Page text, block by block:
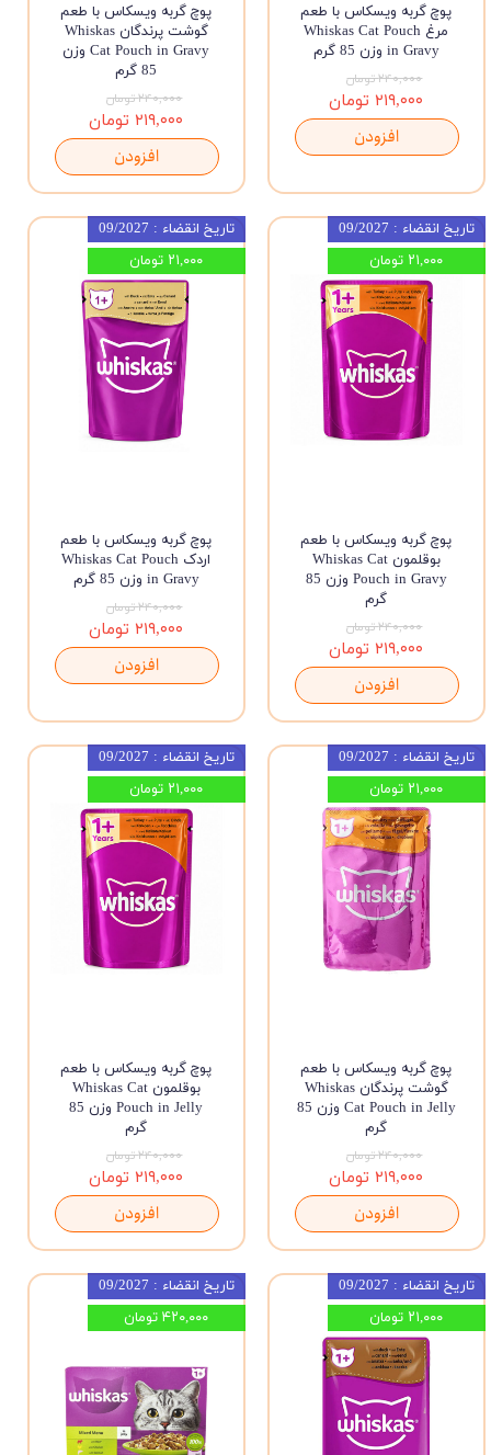
پوچ گربه ویسکاس با طعم
مرغ Whiskas Cat Pouch
in Gravy وزن 85 گرم
۲۴۰,۰۰۰ تومان
۲۱۹,۰۰۰ تومان
افزودن
پوچ گربه ویسکاس با طعم
گوشت پرندگان Whiskas
Cat Pouch in Gravy وزن
85 گرم
۲۴۰,۰۰۰ تومان
۲۱۹,۰۰۰ تومان
افزودن
پوچ گربه ویسکاس با طعم
بوقلمون Whiskas Cat
Pouch in Gravy وزن 85
گرم
۲۴۰,۰۰۰ تومان
۲۱۹,۰۰۰ تومان
افزودن
تاریخ انقضاء : 09/2027
۲۱,۰۰۰ تومان
پوچ گربه ویسکاس با طعم
اردک Whiskas Cat Pouch
in Gravy وزن 85 گرم
۲۴۰,۰۰۰ تومان
۲۱۹,۰۰۰ تومان
افزودن
تاریخ انقضاء : 09/2027
۲۱,۰۰۰ تومان
پوچ گربه ویسکاس با طعم
گوشت پرندگان Whiskas
Cat Pouch in Jelly وزن 85
گرم
۲۴۰,۰۰۰ تومان
۲۱۹,۰۰۰ تومان
افزودن
تاریخ انقضاء : 09/2027
۲۱,۰۰۰ تومان
پوچ گربه ویسکاس با طعم
بوقلمون Whiskas Cat
Pouch in Jelly وزن 85
گرم
۲۴۰,۰۰۰ تومان
۲۱۹,۰۰۰ تومان
افزودن
تاریخ انقضاء : 09/2027
۲۱,۰۰۰ تومان
تاریخ انقضاء : 09/2027
۲۱,۰۰۰ تومان
تاریخ انقضاء : 09/2027
۴۲۰,۰۰۰ تومان